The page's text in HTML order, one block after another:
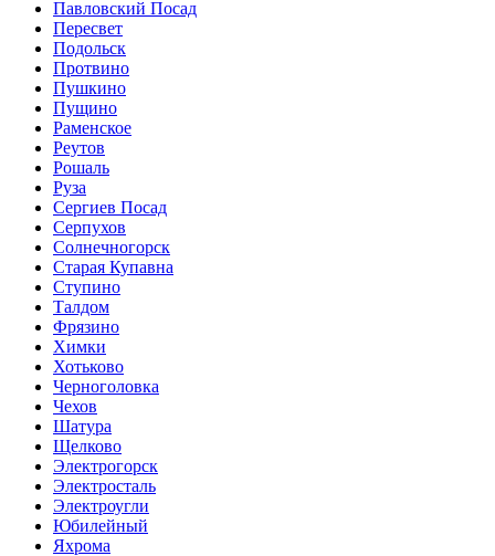
Павловский Посад
Пересвет
Подольск
Протвино
Пушкино
Пущино
Раменское
Реутов
Рошаль
Руза
Сергиев Посад
Серпухов
Солнечногорск
Старая Купавна
Ступино
Талдом
Фрязино
Химки
Хотьково
Черноголовка
Чехов
Шатура
Щелково
Электрогорск
Электросталь
Электроугли
Юбилейный
Яхрома